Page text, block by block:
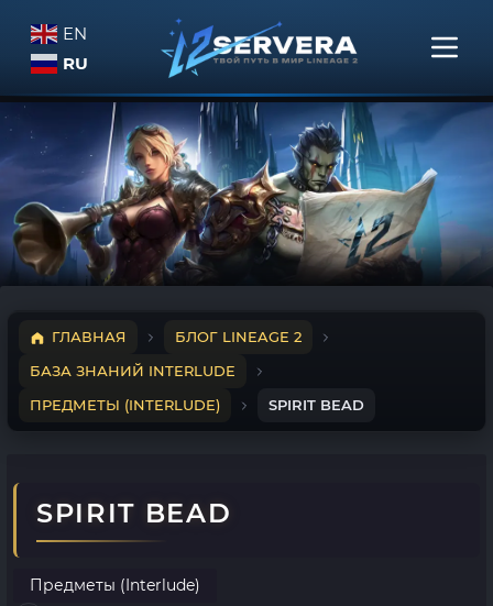
EN
RU
ГЛАВНАЯ
БЛОГ LINEAGE 2
БАЗА ЗНАНИЙ INTERLUDE
ПРЕДМЕТЫ (INTERLUDE)
SPIRIT BEAD
SPIRIT BEAD
Предметы (Interlude)